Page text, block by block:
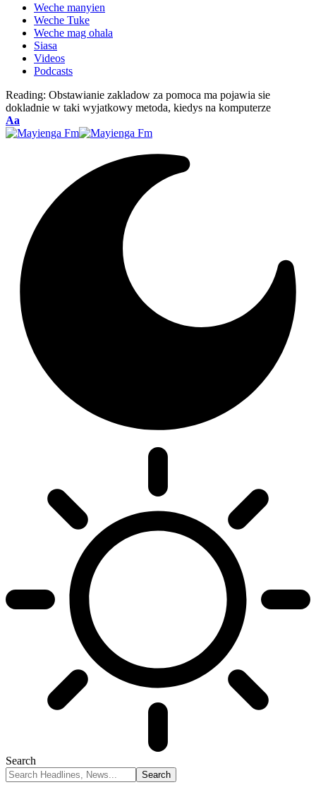
Weche manyien
Weche Tuke
Weche mag ohala
Siasa
Videos
Podcasts
Reading: Obstawianie zakladow za pomoca ma pojawia sie
dokladnie w taki wyjatkowy metoda, kiedys na komputerze
Font
Resizer
Aa
Search